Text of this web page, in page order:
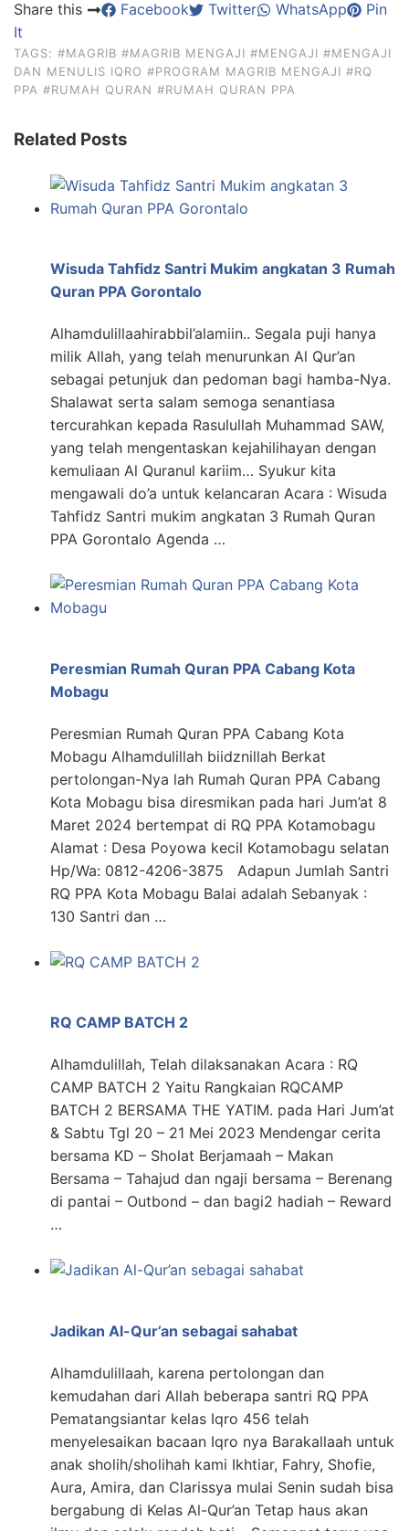
Share this Facebook Twitter WhatsApp
Pin
It
TAGS: #MAGRIB #MAGRIB MENGAJI #MENGAJI #MENGAJI
DAN MENULIS IQRO #PROGRAM MAGRIB MENGAJI #RQ
PPA #RUMAH QURAN #RUMAH QURAN PPA
Related Posts
Wisuda Tahfidz Santri Mukim angkatan 3 Rumah
Quran PPA Gorontalo
Alhamdulillaahirabbil’alamiin.. Segala puji hanya
milik Allah, yang telah menurunkan Al Qur’an
sebagai petunjuk dan pedoman bagi hamba-Nya.
Shalawat serta salam semoga senantiasa
tercurahkan kepada Rasulullah Muhammad SAW,
yang telah mengentaskan kejahilihayan dengan
kemuliaan Al Quranul kariim… Syukur kita
mengawali do’a untuk kelancaran Acara : Wisuda
Tahfidz Santri mukim angkatan 3 Rumah Quran
PPA Gorontalo Agenda …
Peresmian Rumah Quran PPA Cabang Kota
Mobagu
Peresmian Rumah Quran PPA Cabang Kota
Mobagu Alhamdulillah biidznillah Berkat
pertolongan-Nya lah Rumah Quran PPA Cabang
Kota Mobagu bisa diresmikan pada hari Jum’at 8
Maret 2024 bertempat di RQ PPA Kotamobagu
Alamat : Desa Poyowa kecil Kotamobagu selatan
Hp/Wa: 0812-4206-3875 Adapun Jumlah Santri
RQ PPA Kota Mobagu Balai adalah Sebanyak :
130 Santri dan …
RQ CAMP BATCH 2
Alhamdulillah, Telah dilaksanakan Acara : RQ
CAMP BATCH 2 Yaitu Rangkaian RQCAMP
BATCH 2 BERSAMA THE YATIM. pada Hari Jum’at
& Sabtu Tgl 20 – 21 Mei 2023 Mendengar cerita
bersama KD – Sholat Berjamaah – Makan
Bersama – Tahajud dan ngaji bersama – Berenang
di pantai – Outbond – dan bagi2 hadiah – Reward
…
Jadikan Al-Qur’an sebagai sahabat
Alhamdulillaah, karena pertolongan dan
kemudahan dari Allah beberapa santri RQ PPA
Pematangsiantar kelas Iqro 456 telah
menyelesaikan bacaan Iqro nya Barakallaah untuk
anak sholih/sholihah kami Ikhtiar, Fahry, Shofie,
Aura, Amira, dan Clarissya mulai Senin sudah bisa
bergabung di Kelas Al-Qur’an Tetap haus akan